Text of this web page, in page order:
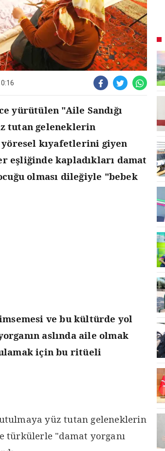
yürütülen "Aile Sandığı
tutan geleneklerin
yöresel kıyafetlerini giyen
eşliğinde kapladıkları damat
olması dileğiyle "bebek
ve bu kültürde yol
aslında aile olmak
için bu ritüeli
yüz tutan geleneklerin
türkülerle "damat yorganı